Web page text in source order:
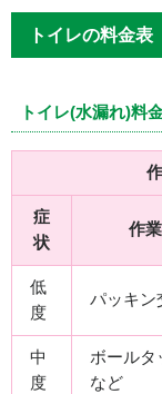
トイレの料金表
トイレ(水漏れ)料
症
状
作
低
度
パッキン
中
度
ボールタ
など